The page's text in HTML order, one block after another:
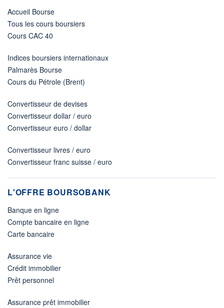
Accueil Bourse
Tous les cours boursiers
Cours CAC 40
Indices boursiers internationaux
Palmarès Bourse
Cours du Pétrole (Brent)
Convertisseur de devises
Convertisseur dollar / euro
Convertisseur euro / dollar
Convertisseur livres / euro
Convertisseur franc suisse / euro
L'OFFRE BOURSOBANK
Banque en ligne
Compte bancaire en ligne
Carte bancaire
Assurance vie
Crédit immobilier
Prêt personnel
Assurance prêt immobilier